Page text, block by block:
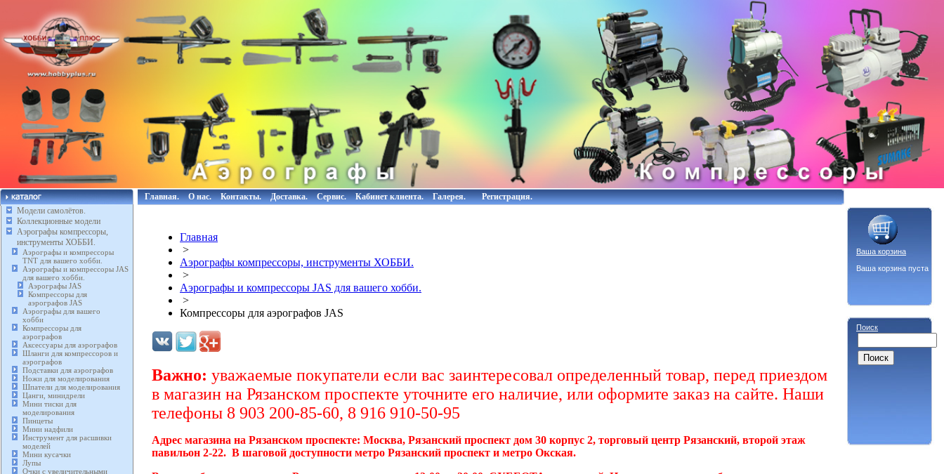
Модели самолётов.
Коллекционные модели
Аэрографы компрессоры,
инструменты ХОББИ.
Аэрографы и компрессоры
TNT для вашего хобби.
Аэрографы и компрессоры JAS
для вашего хобби.
Аэрографы JAS
Компрессоры для
аэрографов JAS
Аэрографы для вашего
хобби
Компрессоры для
аэрографов
Аксессуары для аэрографов
Шланги для компрессоров и
аэрографов
Подставки для аэрографов
Ножи для моделирования
Шпатели для моделирования
Цанги, минидрели
Мини тиски для
моделирования
Пинцеты
Мини надфили
Инструмент для расшивки
моделей
Мини кусачки
Лупы
Очки с увеличительными
Главная. О нас. Контакты. Доставка. Сервис. Кабинет клиента. Галерея. Регистрация.
Главная
>
Аэрографы компрессоры, инструменты ХОББИ.
>
Аэрографы и компрессоры JAS для вашего хобби.
>
Компрессоры для аэрографов JAS
Важно: уважаемые покупатели если вас заинтересовал определенный товар, перед приездом
в магазин на Рязанском проспекте уточните его наличие, или оформите заказ на сайте. Наши
телефоны 8 903 200-85-60, 8 916 910-50-95
Адрес магазина на Рязанском проспекте: Москва, Рязанский проспект дом 30 корпус 2, торговый центр Рязанский, второй этаж
павильон 2-22. В шаговой доступности метро Рязанский проспект и метро Окская.
Ваша корзина
Ваша корзина пуста
Поиск